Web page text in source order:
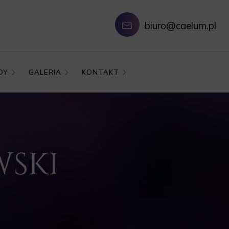
biuro@caelum.pl
GALERIA KONTAKT